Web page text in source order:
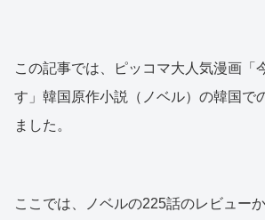
この記事では、ピッコマ大人気漫画「
す」韓国原作小説（ノベル）の韓国で
ました。
ここでは、ノベルの225話のレビュー